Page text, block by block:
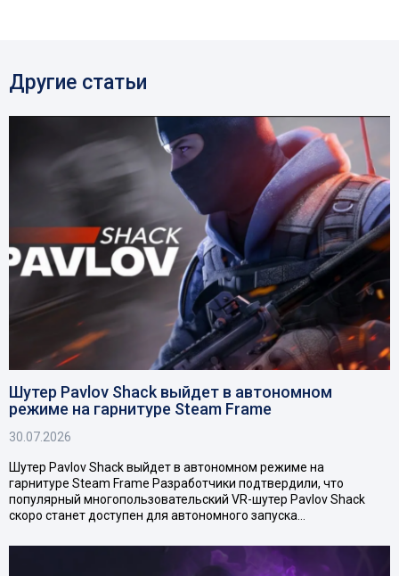
Другие статьи
Шутер Pavlov Shack выйдет в автономном
режиме на гарнитуре Steam Frame
30.07.2026
Шутер Pavlov Shack выйдет в автономном режиме на
гарнитуре Steam Frame Разработчики подтвердили, что
популярный многопользовательский VR-шутер Pavlov Shack
скоро станет доступен для автономного запуска…